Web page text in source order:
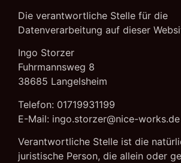
Die verantwortliche Stelle für die
Datenverarbeitung auf dieser
Ingo Storzer
Fuhrmannsweg 8
38685 Langelsheim
Telefon: 01719931199
E-Mail: ingo.storzer@nice-works.de
Verantwortliche Stelle ist die
juristische Person, die allein oder